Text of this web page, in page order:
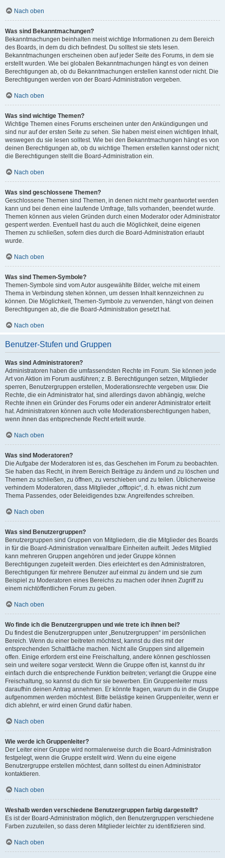
Nach oben
Was sind Bekanntmachungen?
Bekanntmachungen beinhalten meist wichtige Informationen zu dem Bereich
des Boards, in dem du dich befindest. Du solltest sie stets lesen.
Bekanntmachungen erscheinen oben auf jeder Seite des Forums, in dem sie
erstellt wurden. Wie bei globalen Bekanntmachungen hängt es von deinen
Berechtigungen ab, ob du Bekanntmachungen erstellen kannst oder nicht. Die
Berechtigungen werden von der Board-Administration vergeben.
Nach oben
Was sind wichtige Themen?
Wichtige Themen eines Forums erscheinen unter den Ankündigungen und
sind nur auf der ersten Seite zu sehen. Sie haben meist einen wichtigen Inhalt,
weswegen du sie lesen solltest. Wie bei den Bekanntmachungen hängt es von
deinen Berechtigungen ab, ob du wichtige Themen erstellen kannst oder nicht;
die Berechtigungen stellt die Board-Administration ein.
Nach oben
Was sind geschlossene Themen?
Geschlossene Themen sind Themen, in denen nicht mehr geantwortet werden
kann und bei denen eine laufende Umfrage, falls vorhanden, beendet wurde.
Themen können aus vielen Gründen durch einen Moderator oder Administrator
gesperrt werden. Eventuell hast du auch die Möglichkeit, deine eigenen
Themen zu schließen, sofern dies durch die Board-Administration erlaubt
wurde.
Nach oben
Was sind Themen-Symbole?
Themen-Symbole sind vom Autor ausgewählte Bilder, welche mit einem
Thema in Verbindung stehen können, um dessen Inhalt kennzeichnen zu
können. Die Möglichkeit, Themen-Symbole zu verwenden, hängt von deinen
Berechtigungen ab, die die Board-Administration gesetzt hat.
Nach oben
Benutzer-Stufen und Gruppen
Was sind Administratoren?
Administratoren haben die umfassendsten Rechte im Forum. Sie können jede
Art von Aktion im Forum ausführen; z. B. Berechtigungen setzen, Mitglieder
sperren, Benutzergruppen erstellen, Moderationsrechte vergeben usw. Die
Rechte, die ein Administrator hat, sind allerdings davon abhängig, welche
Rechte ihnen ein Gründer des Forums oder ein anderer Administrator erteilt
hat. Administratoren können auch volle Moderationsberechtigungen haben,
wenn ihnen das entsprechende Recht erteilt wurde.
Nach oben
Was sind Moderatoren?
Die Aufgabe der Moderatoren ist es, das Geschehen im Forum zu beobachten.
Sie haben das Recht, in ihrem Bereich Beiträge zu ändern und zu löschen und
Themen zu schließen, zu öffnen, zu verschieben und zu teilen. Üblicherweise
verhindern Moderatoren, dass Mitglieder „offtopic“, d. h. etwas nicht zum
Thema Passendes, oder Beleidigendes bzw. Angreifendes schreiben.
Nach oben
Was sind Benutzergruppen?
Benutzergruppen sind Gruppen von Mitgliedern, die die Mitglieder des Boards
in für die Board-Administration verwaltbare Einheiten aufteilt. Jedes Mitglied
kann mehreren Gruppen angehören und jeder Gruppe können
Berechtigungen zugeteilt werden. Dies erleichtert es den Administratoren,
Berechtigungen für mehrere Benutzer auf einmal zu ändern und sie zum
Beispiel zu Moderatoren eines Bereichs zu machen oder ihnen Zugriff zu
einem nichtöffentlichen Forum zu geben.
Nach oben
Wo finde ich die Benutzergruppen und wie trete ich ihnen bei?
Du findest die Benutzergruppen unter „Benutzergruppen“ im persönlichen
Bereich. Wenn du einer beitreten möchtest, kannst du dies mit der
entsprechenden Schaltfläche machen. Nicht alle Gruppen sind allgemein
offen. Einige erfordern erst eine Freischaltung, andere können geschlossen
sein und weitere sogar versteckt. Wenn die Gruppe offen ist, kannst du ihr
einfach durch die entsprechende Funktion beitreten; verlangt die Gruppe eine
Freischaltung, so kannst du dich für sie bewerben. Ein Gruppenleiter muss
daraufhin deinen Antrag annehmen. Er könnte fragen, warum du in die Gruppe
aufgenommen werden möchtest. Bitte belästige keinen Gruppenleiter, wenn er
dich ablehnt, er wird einen Grund dafür haben.
Nach oben
Wie werde ich Gruppenleiter?
Der Leiter einer Gruppe wird normalerweise durch die Board-Administration
festgelegt, wenn die Gruppe erstellt wird. Wenn du eine eigene
Benutzergruppe erstellen möchtest, dann solltest du einen Administrator
kontaktieren.
Nach oben
Weshalb werden verschiedene Benutzergruppen farbig dargestellt?
Es ist der Board-Administration möglich, den Benutzergruppen verschiedene
Farben zuzuteilen, so dass deren Mitglieder leichter zu identifizieren sind.
Nach oben